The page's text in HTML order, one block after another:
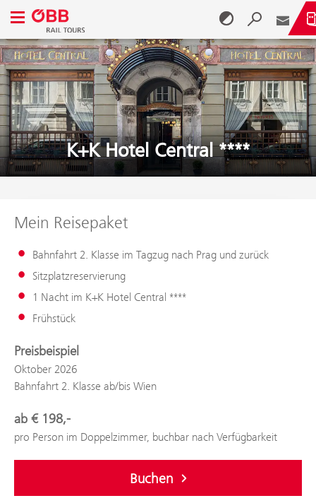
Zum Inhalt springen (Alt + 0)
Zum Menü springen (Alt + 1)
Navigationsmenü öffnen
K+K Hotel Central ****
Mein Reisepaket
Bahnfahrt 2. Klasse im Tagzug nach Prag und zurück
Sitzplatzreservierung
1 Nacht im K+K Hotel Central ****
Frühstück
Preisbeispiel
Oktober 2026
Bahnfahrt 2. Klasse ab/bis Wien
ab € 198,-
pro Person im Doppelzimmer, buchbar nach Verfügbarkeit
Buchen